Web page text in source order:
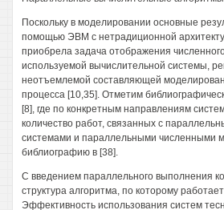
Поскольку в моделировании основные
помощью ЭВМ с нетрадиционной
приобрела задача отображения
используемой вычислительной системы,
неотъемлемой составляющей
процесса [10,35]. Отметим
[8], где по конкретным направлениям
количество работ, связанных с
системами и параллельными численными
библиографию в [38].
С введением параллельного выполнения
структура алгоритма, по которому
Эффективность использования систем